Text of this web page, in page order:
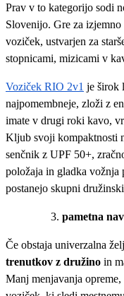
Prav v to kategorijo sodi
Slovenijo. Gre za
voziček, ustvarjen za
stopnicami, mizicami v
Voziček RIO 2v1 je širok
najpomembneje, zloži z
imate v drugi roki kavo,
Kljub svoji kompaktnosti
senčnik z UPF 50+,
položaja in gladka vožnja
postanejo skupni
pametna
Če obstaja univerzalna
trenutkov z družino in
Manj menjavanja